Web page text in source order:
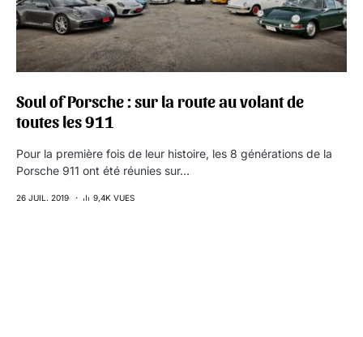
Soul of Porsche : sur la route au volant de
toutes les 911
Pour la première fois de leur histoire, les 8 générations de la
Porsche 911 ont été réunies sur…
26 JUIL. 2019 9,4K VUES